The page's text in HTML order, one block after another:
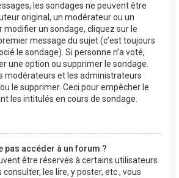
les sondages ne peuvent être
original, un modérateur ou un
modifier un sondage, cliquez sur le
message du sujet (c’est toujours
le sondage). Si personne n’a voté,
une option ou supprimer le sondage.
modérateurs et les administrateurs
le supprimer. Ceci pour empêcher le
les intitulés en cours de sondage.
pas accéder à un forum ?
être réservés à certains utilisateurs
les lire, y poster, etc., vous